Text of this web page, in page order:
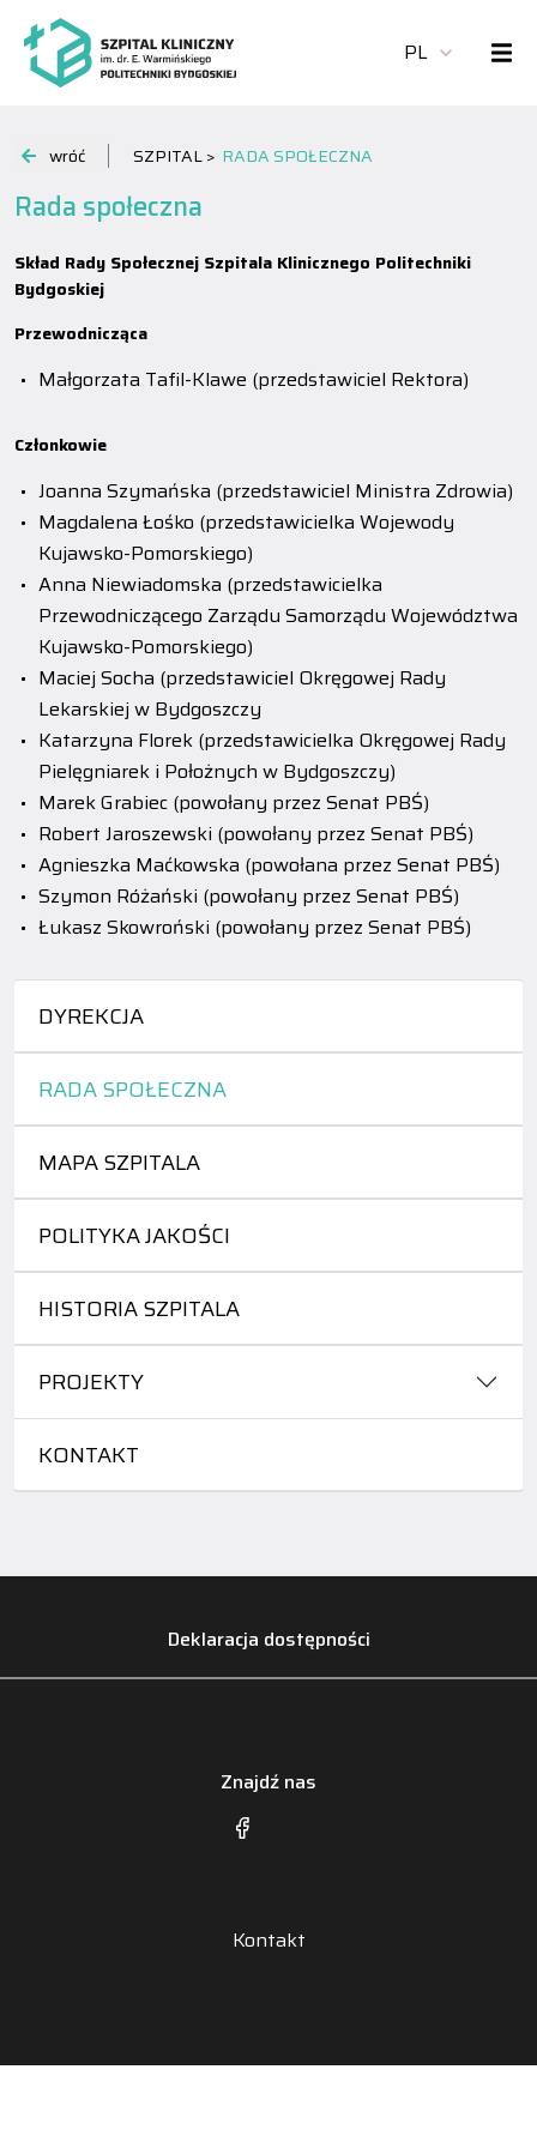
PL
wróć SZPITAL > RADA SPOŁECZNA
DYREKCJA
RADA SPOŁECZNA
MAPA SZPITALA
POLITYKA JAKOŚCI
HISTORIA SZPITALA
PROJEKTY
KONTAKT
Rada społeczna
Skład Rady Społecznej Szpitala Klinicznego Politechniki
Bydgoskiej
Przewodnicząca
Małgorzata Tafil-Klawe (przedstawiciel Rektora)
Członkowie
Joanna Szymańska (przedstawiciel Ministra Zdrowia)
Magdalena Łośko (przedstawicielka Wojewody
Kujawsko-Pomorskiego)
Anna Niewiadomska (przedstawicielka
Przewodniczącego Zarządu Samorządu Województwa
Kujawsko-Pomorskiego)
Maciej Socha (przedstawiciel Okręgowej Rady
Lekarskiej w Bydgoszczy
Katarzyna Florek (przedstawicielka Okręgowej Rady
Pielęgniarek i Położnych w Bydgoszczy)
Marek Grabiec (powołany przez Senat PBŚ)
Robert Jaroszewski (powołany przez Senat PBŚ)
Agnieszka Maćkowska (powołana przez Senat PBŚ)
Szymon Różański (powołany przez Senat PBŚ)
Łukasz Skowroński (powołany przez Senat PBŚ)
Deklaracja dostępności
Znajdź nas
Kontakt